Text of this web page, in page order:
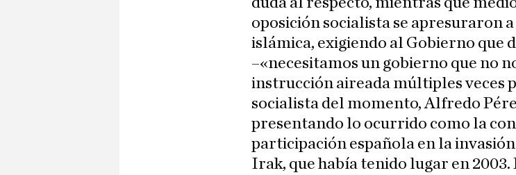
oposición socialista se apresuraron
islámica, exigiendo al Gobierno que
–«necesitamos un gobierno que no
instrucción aireada múltiples veces
socialista del momento, Alfredo
presentando lo ocurrido como la
participación española en la
Irak, que había tenido lugar en 2003.